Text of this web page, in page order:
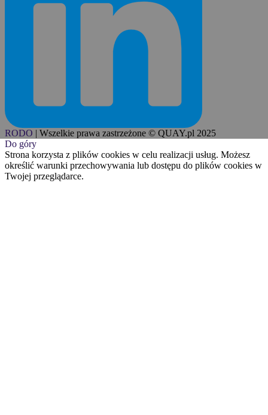
RODO | Wszelkie prawa zastrzeżone © QUAY.pl 2025
Do góry
Strona korzysta z plików cookies w celu realizacji usług. Możesz
określić warunki przechowywania lub dostępu do plików cookies w
Twojej przeglądarce.